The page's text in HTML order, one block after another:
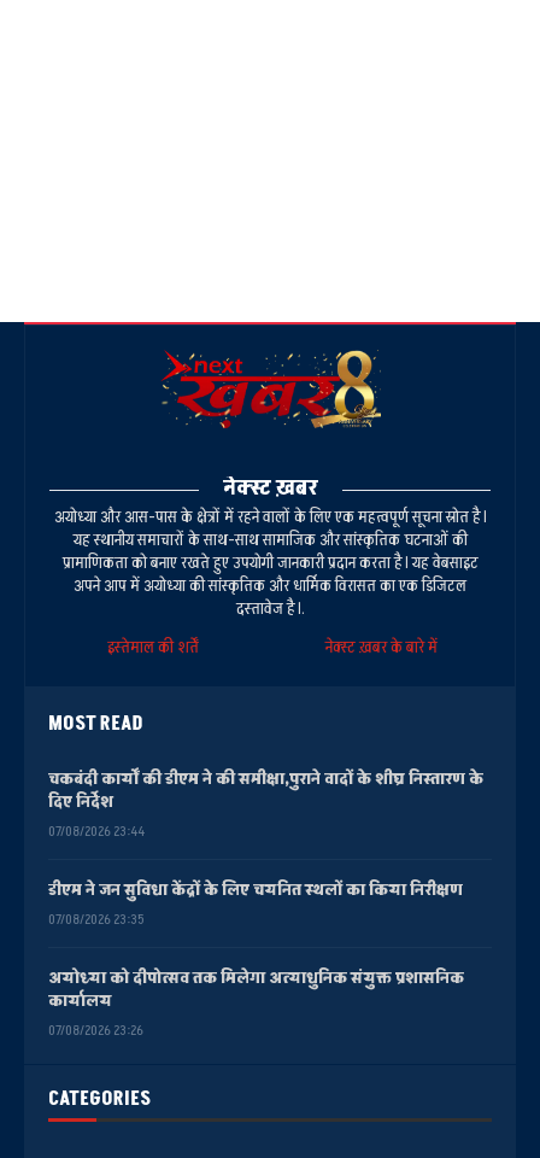
CATEGORIES
नेक्स्ट ख़बर
अयोध्या और आस-पास के क्षेत्रों में रहने वालों के लिए एक महत्वपूर्ण सूचना स्रोत है।
यह स्थानीय समाचारों के साथ-साथ सामाजिक और सांस्कृतिक घटनाओं की
प्रामाणिकता को बनाए रखते हुए उपयोगी जानकारी प्रदान करता है। यह वेबसाइट
अपने आप में अयोध्या की सांस्कृतिक और धार्मिक विरासत का एक डिजिटल
दस्तावेज है।.
इस्तेमाल की शर्तें
नेक्स्ट ख़बर के बारे में
MOST READ
चकबंदी कार्यों की डीएम ने की समीक्षा,पुराने वादों के शीघ्र निस्तारण के
दिए निर्देश
07/08/2026 23:44
डीएम ने जन सुविधा केंद्रों के लिए चयनित स्थलों का किया निरीक्षण
07/08/2026 23:35
अयोध्या को दीपोत्सव तक मिलेगा अत्याधुनिक संयुक्त प्रशासनिक
कार्यालय
07/08/2026 23:26